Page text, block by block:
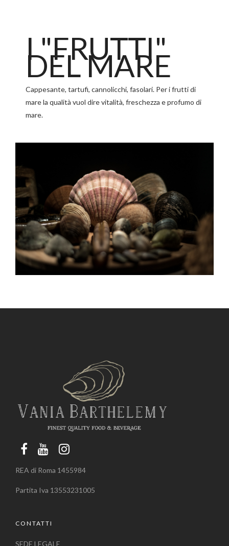
I "FRUTTI"
DEL MARE
Cappesante, tartufi, cannolicchi, fasolari. Per i frutti di
mare la qualità vuol dire vitalità, freschezza e profumo di
mare.
REA di Roma 1455984
Partita Iva 13553231005
CONTATTI
SEDE LEGALE